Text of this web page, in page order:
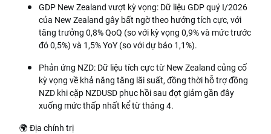
GDP New Zealand vượt kỳ vọng: Dữ liệu GDP quý I/2026
của New Zealand gây bất ngờ theo hướng tích cực, với
tăng trưởng 0,8% QoQ (so với kỳ vọng 0,9% và mức trước
đó 0,5%) và 1,5% YoY (so với dự báo 1,1%).
Phản ứng NZD: Dữ liệu tích cực từ New Zealand củng cố
kỳ vọng về khả năng tăng lãi suất, đồng thời hỗ trợ đồng
NZD khi cặp NZDUSD phục hồi sau đợt giảm gần đây
xuống mức thấp nhất kể từ tháng 4.
🌍 Địa chính trị